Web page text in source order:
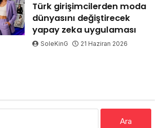
Türk girişimcilerden moda
dünyasını değiştirecek
yapay zeka uygulaması
SoleKinG 21 Haziran 2026